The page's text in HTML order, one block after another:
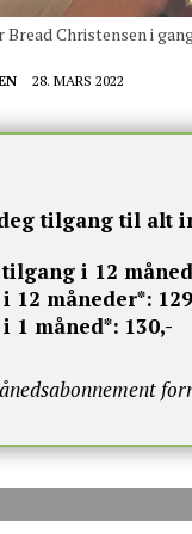
Bread Christensen i
28. MARS 2022
tilgang til alt
i 12
12 måneder*:
1 måned*: 130,-